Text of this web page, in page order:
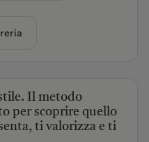
Il metodo
per scoprire quello
ti valorizza e ti